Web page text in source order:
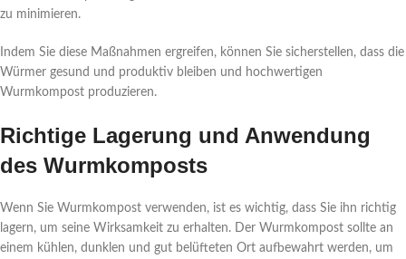
zu minimieren.
Indem Sie diese Maßnahmen ergreifen, können Sie sicherstellen, dass die
Würmer gesund und produktiv bleiben und hochwertigen
Wurmkompost produzieren.
Richtige Lagerung und Anwendung
des Wurmkomposts
Wenn Sie Wurmkompost verwenden, ist es wichtig, dass Sie ihn richtig
lagern, um seine Wirksamkeit zu erhalten. Der Wurmkompost sollte an
einem kühlen, dunklen und gut belüfteten Ort aufbewahrt werden, um